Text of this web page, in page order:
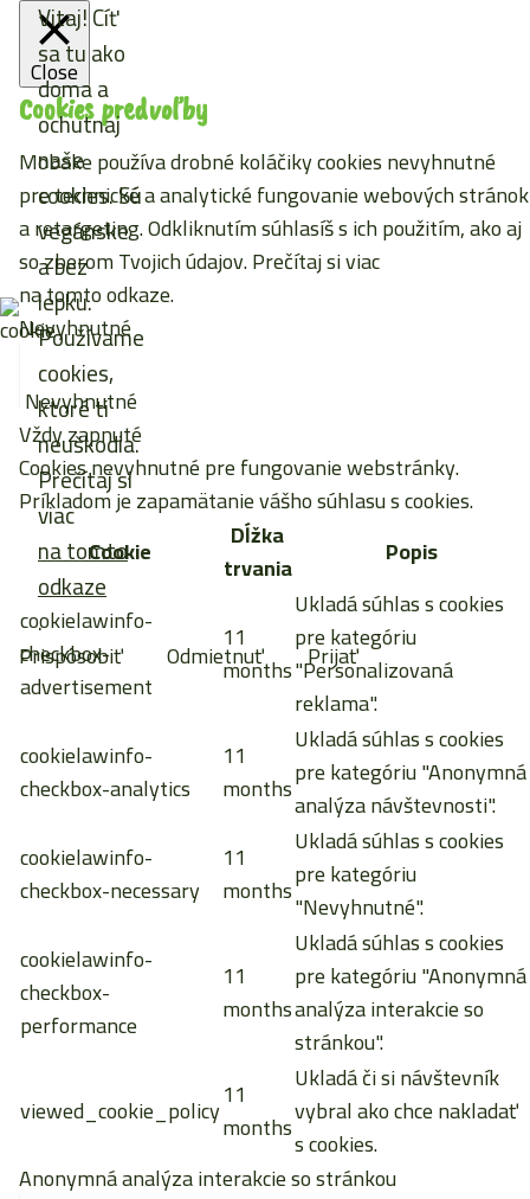
Vitaj! Cíť
sa tu ako
doma a
ochutnaj
naše
cookies. Sú
vegánske
a bez
lepku.
Používame
cookies,
ktoré ti
neuškodia.
Prečítaj si
viac
na tomto
odkaze
.
Prispôsobiť Odmietnuť Prijať
Close
Cookies predvoľby
Mobake používa drobné koláčiky cookies nevyhnutné
pre technické a analytické fungovanie webových stránok
a retargeting. Odkliknutím súhlasíš s ich použitím, ako aj
so zberom Tvojich údajov. Prečítaj si viac
na tomto odkaze.
Nevyhnutné
Nevyhnutné
Vždy zapnuté
Cookies nevyhnutné pre fungovanie webstránky.
Príkladom je zapamätanie vášho súhlasu s cookies.
Cookie
Dĺžka
trvania
Popis
cookielawinfo-
checkbox-
advertisement
11
months
Ukladá súhlas s cookies
pre kategóriu
"Personalizovaná
reklama".
cookielawinfo-
checkbox-analytics
11
months
Ukladá súhlas s cookies
pre kategóriu "Anonymná
analýza návštevnosti".
cookielawinfo-
checkbox-necessary
11
months
Ukladá súhlas s cookies
pre kategóriu
"Nevyhnutné".
cookielawinfo-
checkbox-
performance
11
months
Ukladá súhlas s cookies
pre kategóriu "Anonymná
analýza interakcie so
stránkou".
viewed_cookie_policy11
months
Ukladá či si návštevník
vybral ako chce nakladať
s cookies.
Anonymná analýza interakcie so stránkou